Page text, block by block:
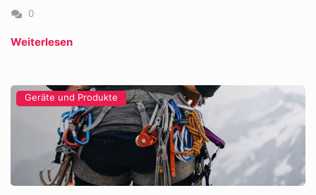
0
Weiterlesen
Geräte und Produkte